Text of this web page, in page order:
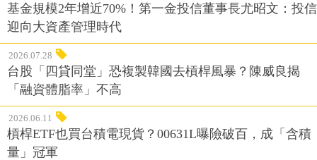
基金規模2年增近70%！第一金投信董事長尤昭文：投信
迎向大資產管理時代
2026.07.28
台股「四貸同堂」恐複製韓國去槓桿風暴？陳威良揭
「融資體脂率」不高
2026.06.11
槓桿ETF也買台積電現貨？00631L曝險破百，成「含積
量」冠軍